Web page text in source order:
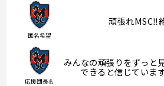
匿名希望
頑張れMSC‼︎
応援団長💪
みんなの頑張りをずっと
できると信じていま